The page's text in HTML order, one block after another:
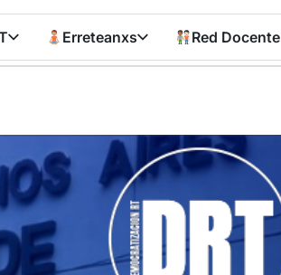
Erreteanxs Red Docente
RT